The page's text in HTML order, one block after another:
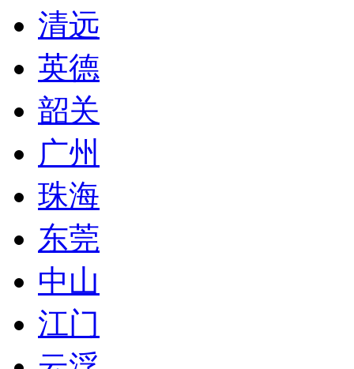
清远
英德
韶关
广州
珠海
东莞
中山
江门